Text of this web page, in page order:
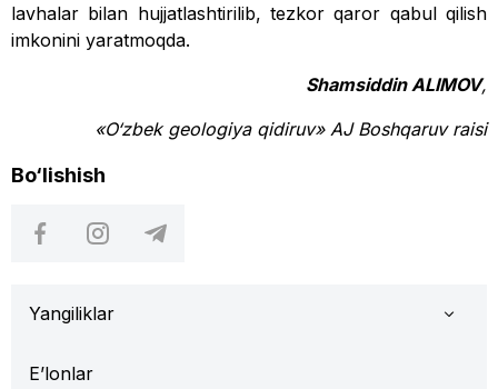
lavhalar bilan hujjatlashtirilib, tezkor qaror qabul qilish
imkonini yaratmoqda.
Shamsiddin ALIMOV,
«O‘zbek geologiya qidiruv» AJ Boshqaruv raisi
Bo‘lishish
Yangiliklar
E’lonlar